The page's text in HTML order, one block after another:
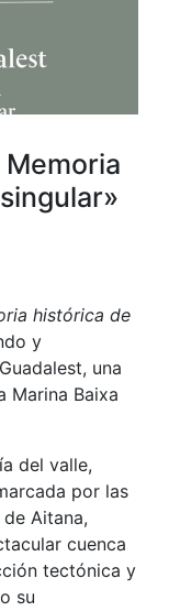
histórica de
y
una
Marina Baixa
del valle,
por las
Aitana,
cuenca
tectónica y
su